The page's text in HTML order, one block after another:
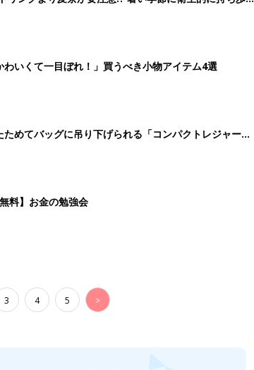
いくて一目ぼれ！」買うべき小物アイテム4選
ためてバッグに吊り下げられる「コンパクトレジャーシ
料】お金の勉強会
3 4 5 >